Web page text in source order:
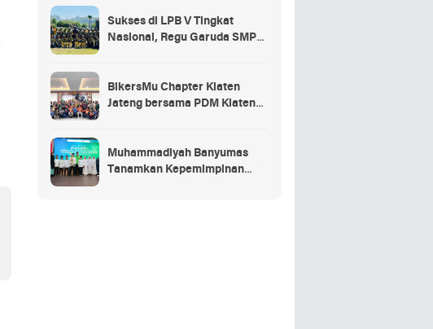
Sukses di LPB V Tingkat
Nasional, Regu Garuda SMP
BikersMu Chapter Klaten
Jateng bersama PDM Klaten
Dakwah Komunitas
Muhammadiyah Banyumas
Tanamkan Kepemimpinan